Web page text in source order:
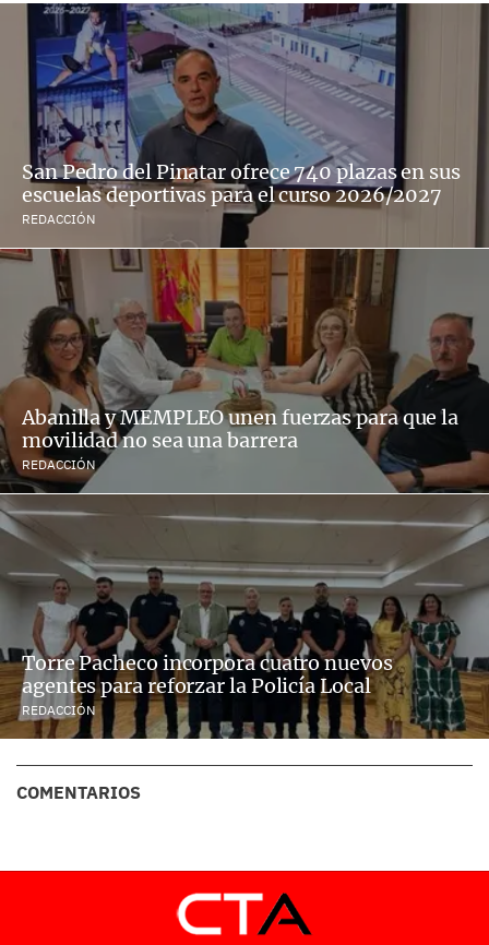
San Pedro del Pinatar ofrece 740 plazas en sus
escuelas deportivas para el curso 2026/2027
REDACCIÓN
Abanilla y MEMPLEO unen fuerzas para que la
movilidad no sea una barrera
REDACCIÓN
Torre Pacheco incorpora cuatro nuevos
agentes para reforzar la Policía Local
REDACCIÓN
COMENTARIOS